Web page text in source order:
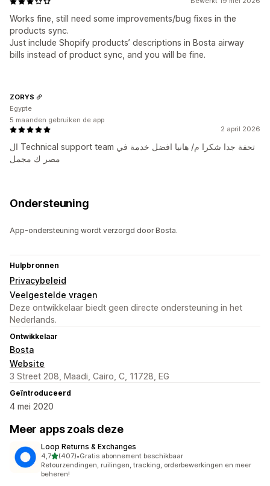
Works fine, still need some improvements/bug fixes in the
products sync.
Just include Shopify products’ descriptions in Bosta airway
bills instead of product sync, and you will be fine.
2 april 2026
ال Technical support team تحفة جدا شكرا م/ هانيا افضل خدمة في
مصر ك مجمل
ZORYS
Egypte
5 maanden gebruiken de app
Ondersteuning
App-ondersteuning wordt verzorgd door Bosta.
Hulpbronnen
Privacybeleid
Veelgestelde vragen
Deze ontwikkelaar biedt geen directe ondersteuning in het
Nederlands.
Ontwikkelaar
Bosta
Website
3 Street 208, Maadi, Cairo, C, 11728, EG
Geïntroduceerd
4 mei 2020
Meer apps zoals deze
Loop Returns & Exchanges
4,7van 5 sterren
(407)
407 recensies in totaal
•Gratis abonnement beschikbaar
Retourzendingen, ruilingen, tracking, orderbewerkingen en meer
beheren!